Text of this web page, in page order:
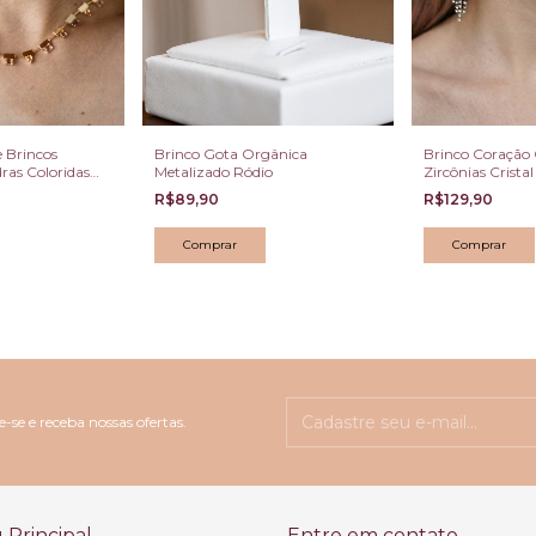
Brincos
Coloridas
Brinco Gota Orgânica
Metalizado Ródio
R$89,90
Brinco Coração
Zircônias
R$129,90
se e receba nossas ofertas.